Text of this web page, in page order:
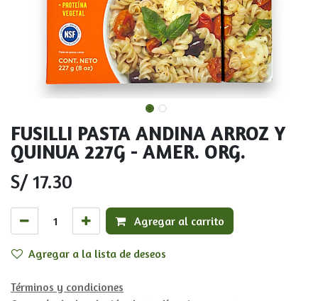
FUSILLI PASTA ANDINA ARROZ Y
QUINUA 227G - AMER. ORG.
S/17.30
Agregar al carrito
Agregar a la lista de deseos
Términos y condiciones